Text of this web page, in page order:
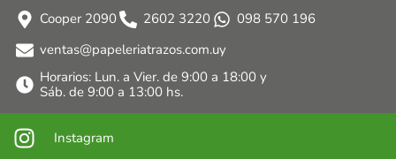
Cooper 2090 2602 3220
098 570 196
ventas@papeleriatrazos.com.uy
Horarios: Lun. a Vier. de 9:00 a 18:00 y
Sáb. de 9:00 a 13:00 hs.
Instagram